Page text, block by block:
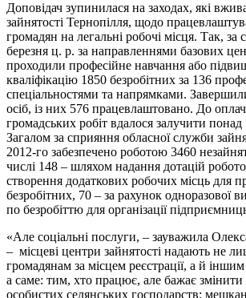
Доповідач зупинилася на заходах, які
зайнятості Тернопілля, щодо
громадян на легальні робочі місця. Так, за
березня ц. р. за направленнями базових
проходили професійне навчання або
кваліфікацію 1850 безробітних за 136
спеціальностями та напрямками.
осіб, із них 576 працевлаштовано. До
громадських робіт вдалося залучити понад
Загалом за сприяння обласної служби
2012-го забезпечено роботою 3460
числі 148 – шляхом надання дотацій
створення додаткових робочих місць для
безробітних, 70 – за рахунок одноразової
по безробіттю для організації
«Але соціальні послуги, – зауважила
– місцеві центри зайнятості надають не
громадянам за місцем реєстрації, а й
а саме: тим, хто працює, але бажає
особистих селянських господарств;